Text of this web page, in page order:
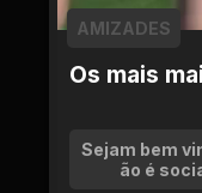
Os mais
AMIZADES
Sejam bem
ão é